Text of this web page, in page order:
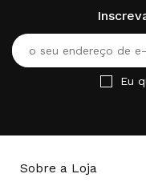
Eu
Sobre a Loja